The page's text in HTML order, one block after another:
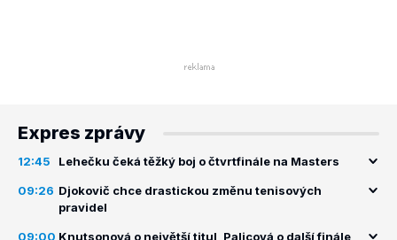
Expres zprávy
12:45 Lehečku čeká těžký boj o čtvrtfinále na Masters
09:26 Djokovič chce drastickou změnu tenisových
pravidel
09:00 Knutsonová o největší titul, Palicová o další finále